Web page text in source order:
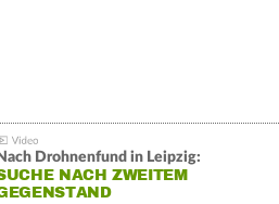
Nach Drohnenfund in Leipzig:
NACH ZWEITEM